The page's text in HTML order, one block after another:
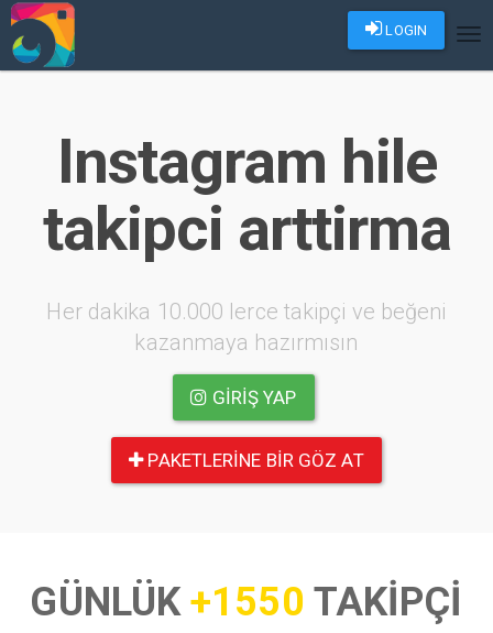
LOGIN
Instagram hile
takipci arttirma
Her dakika 10.000 lerce takipçi ve beğeni
kazanmaya hazırmısın
GIRIŞ YAP
PAKETLERINE BIR GÖZ AT
GÜNLÜK+1550 TAKİPÇİ